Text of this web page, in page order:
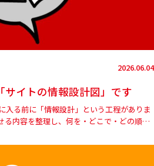
2026.06.04
サイトの情報設計図」です
入る前に「情報設計」という工程がありま
る内容を整理し、何を・どこで・どの順番